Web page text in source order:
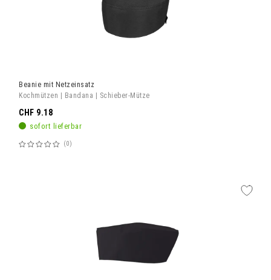
Beanie mit Netzeinsatz
Kochmützen | Bandana | Schieber-Mütze
sofort lieferbar
Bewertung:
0
CHF 9.18